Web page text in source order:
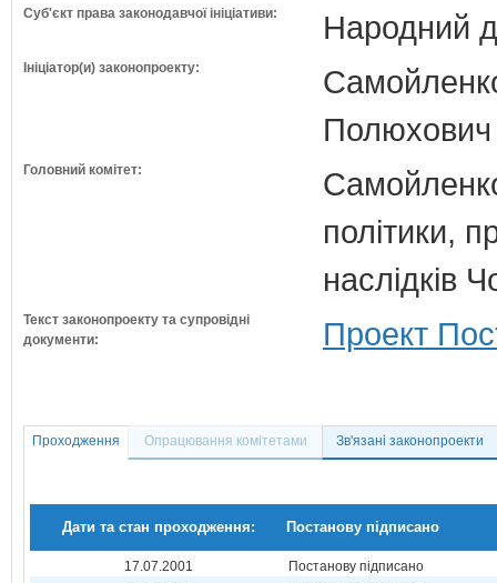
Суб'єкт права законодавчої ініціативи: Народний
Ініціатор(и) законопроекту:
Полюхович
Головний комітет:
політики,
наслідків
Текст законопроекту та супровідні
документи:
Проект
Проходження Опрацювання комітетами Зв'язані законопроекти
Дати та стан проходження: Постанову підписано
17.07.2001
Постанову підписано